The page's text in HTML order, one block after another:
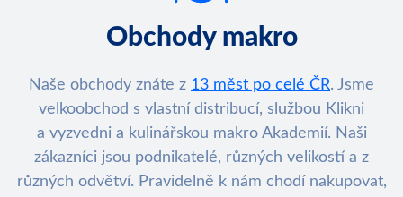
Obchody makro
Naše obchody znáte z 13 měst po celé ČR. Jsme
velkoobchod s vlastní distribucí, službou Klikni
a vyzvedni a kulinářskou makro Akademií. Naši
zákazníci jsou podnikatelé, různých velikostí a z
různých odvětví. Pravidelně k nám chodí nakupovat,